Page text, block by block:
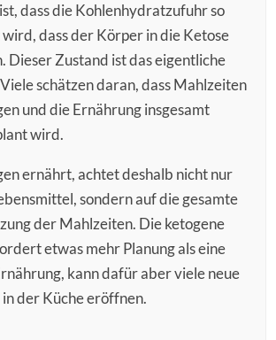
dass die Kohlenhydratzufuhr so
dass der Körper in die Ketose
Dieser Zustand ist das eigentliche
schätzen daran, dass Mahlzeiten
und die Ernährung insgesamt
wird.
ernährt, achtet deshalb nicht nur
sondern auf die gesamte
der Mahlzeiten. Die ketogene
etwas mehr Planung als eine
kann dafür aber viele neue
der Küche eröffnen.